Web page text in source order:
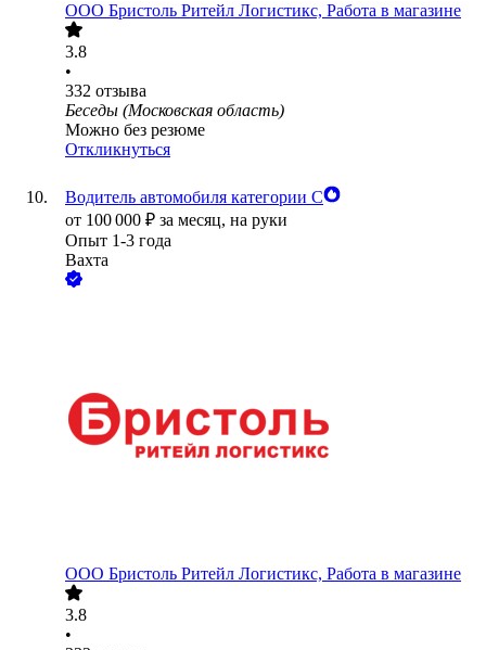
ООО Бристоль Ритейл Логистикс, Работа в магазине
3.8
•
332 отзыва
Беседы (Московская область)
Можно без резюме
Откликнуться
Водитель автомобиля категории С
от 100 000 ₽ за месяц, на руки
Опыт 1-3 года
Вахта
ООО Бристоль Ритейл Логистикс, Работа в магазине
3.8
•